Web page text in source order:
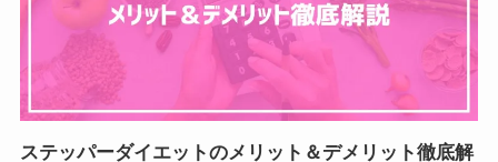
ステッパーダイエットのメリット＆デメリット徹底解